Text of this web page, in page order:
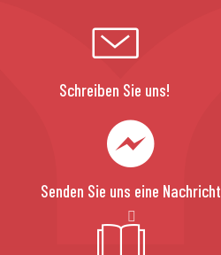
Schreiben Sie uns!
Senden Sie uns eine Nachricht